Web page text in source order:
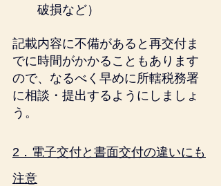
破損など）
記載内容に不備があると再交付ま
でに時間がかかることもあります
ので、なるべく早めに所轄税務署
に相談・提出するようにしましょ
う。
2．電子交付と書面交付の違いにも
注意